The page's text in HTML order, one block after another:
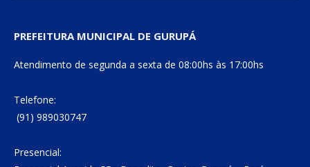
PREFEITURA MUNICIPAL DE GURUPÁ
Atendimento de segunda a sexta de 08:00hs às 17:00hs
Telefone:
(91) 989030747
Presencial: